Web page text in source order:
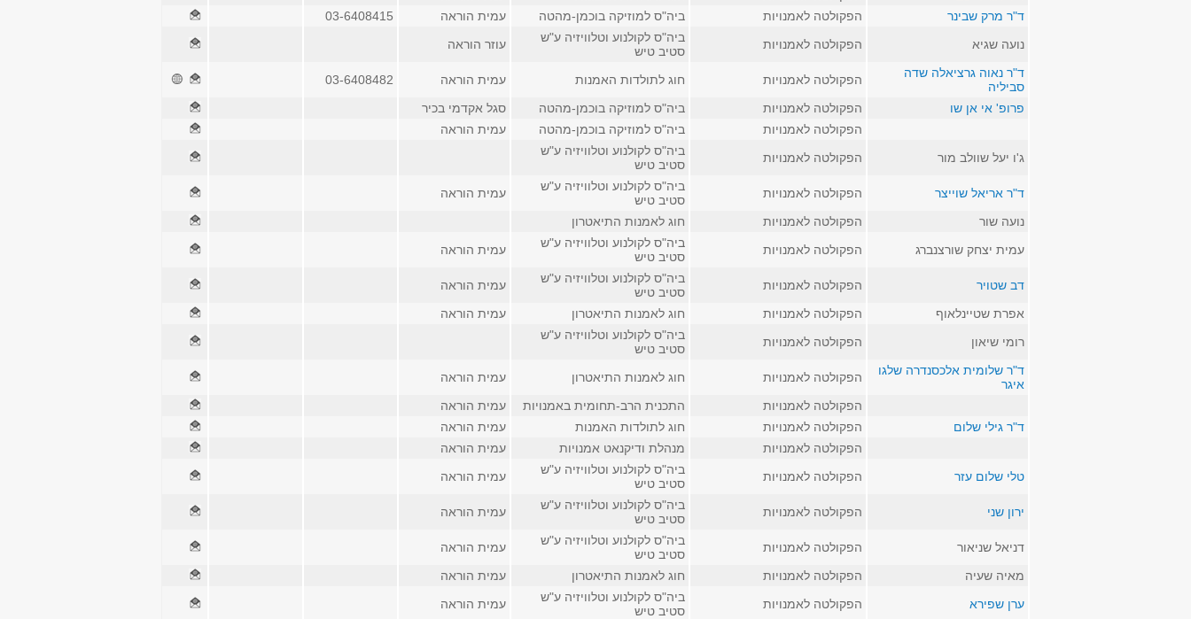
ד"ר מרק שבינר
הפקולטה לאמנויות ביה"ס למוזיקה בוכמן-מהטה עמית הוראה
03-6408415
נועה שגיא
הפקולטה לאמנויות
ביה"ס לקולנוע וטלוויזיה ע"ש
סטיב טיש
עוזר הוראה
ד"ר נאוה גרציאלה שדה
סביליה
הפקולטה לאמנויות חוג לתולדות האמנות עמית הוראה
03-6408482
פרופ' אי אן שו
הפקולטה לאמנויות ביה"ס למוזיקה בוכמן-מהטה
סגל אקדמי בכיר
הפקולטה לאמנויות
ביה"ס למוזיקה בוכמן-מהטה
עמית הוראה
ג'ו יעל שוולב מור
הפקולטה לאמנויות
ביה"ס לקולנוע וטלוויזיה ע"ש
סטיב טיש
ד"ר אריאל שוייצר
הפקולטה לאמנויות
ביה"ס לקולנוע וטלוויזיה ע"ש
סטיב טיש
עמית הוראה
נועה שור
הפקולטה לאמנויות
חוג לאמנות התיאטרון
עמית יצחק שורצנברג
הפקולטה לאמנויות
ביה"ס לקולנוע וטלוויזיה ע"ש
סטיב טיש
עמית הוראה
דב שטויר הפקולטה לאמנויות
ביה"ס לקולנוע וטלוויזיה ע"ש
סטיב טיש
עמית הוראה
אפרת שטיינלאוף
הפקולטה לאמנויות חוג לאמנות התיאטרון
עמית הוראה
רומי שיאון
הפקולטה לאמנויות
ביה"ס לקולנוע וטלוויזיה ע"ש
סטיב טיש
ד"ר שלומית אלכסנדרה שלגו
איגר
הפקולטה לאמנויות חוג לאמנות התיאטרון
עמית הוראה
הפקולטה לאמנויות
התכנית הרב-תחומית באמנויות
עמית הוראה
ד"ר גילי שלום
הפקולטה לאמנויות חוג לתולדות האמנות
עמית הוראה
הפקולטה לאמנויות
מנהלת ודיקנאט אמנויות
עמית הוראה
טלי שלום עזר
הפקולטה לאמנויות
ביה"ס לקולנוע וטלוויזיה ע"ש
סטיב טיש
עמית הוראה
ירון שני הפקולטה לאמנויות
ביה"ס לקולנוע וטלוויזיה ע"ש
סטיב טיש
עמית הוראה
דניאל שניאור הפקולטה לאמנויות
ביה"ס לקולנוע וטלוויזיה ע"ש
סטיב טיש
עמית הוראה
מאיה שעיה
הפקולטה לאמנויות חוג לאמנות התיאטרון
עמית הוראה
ערן שפירא
הפקולטה לאמנויות
ביה"ס לקולנוע וטלוויזיה ע"ש
סטיב טיש
עמית הוראה